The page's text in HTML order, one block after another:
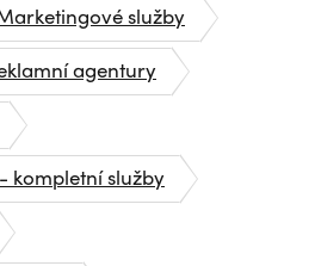
služby
agentury
kompletní služby